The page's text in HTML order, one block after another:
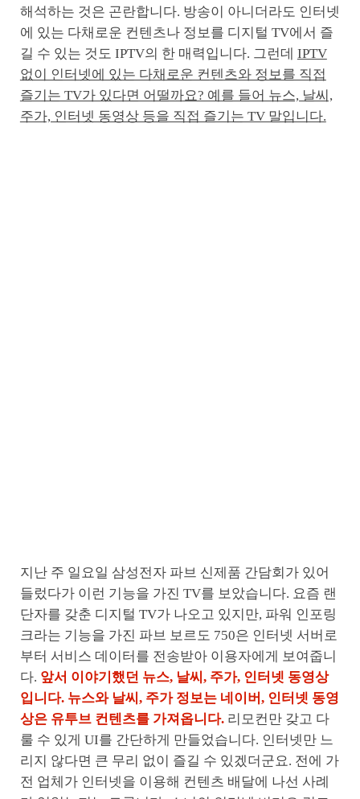
해석하는 것은 곤란합니다. 방송이 아니더라도 인터넷
에 있는 다채로운 컨텐츠나 정보를 디지털 TV에서 즐
길 수 있는 것도 IPTV의 한 매력입니다. 그런데 IPTV
없이 인터넷에 있는 다채로운 컨텐츠와 정보를 직접
즐기는 TV가 있다면 어떨까요? 예를 들어 뉴스, 날씨,
주가, 인터넷 동영상 등을 직접 즐기는 TV 말입니다.
지난 주 일요일 삼성전자 파브 신제품 간담회가 있어
들렀다가 이런 기능을 가진 TV를 보았습니다. 요즘 랜
단자를 갖춘 디지털 TV가 나오고 있지만, 파워 인포링
크라는 기능을 가진 파브 보르도 750은 인터넷 서버로
부터 서비스 데이터를 전송받아 이용자에게 보여줍니
다. 앞서 이야기했던 뉴스, 날씨, 주가, 인터넷 동영상
입니다. 뉴스와 날씨, 주가 정보는 네이버, 인터넷 동영
상은 유투브 컨텐츠를 가져옵니다.리모컨만 갖고 다
룰 수 있게 UI를 간단하게 만들었습니다. 인터넷만 느
리지 않다면 큰 무리 없이 즐길 수 있겠더군요. 전에 가
전 업체가 인터넷을 이용해 컨텐츠 배달에 나선 사례